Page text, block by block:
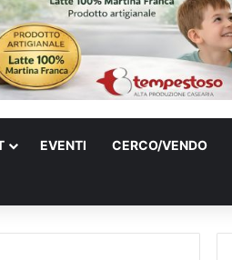
EVENTI CERCO/VENDO